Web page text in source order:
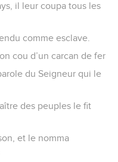
il leur coupa tous les
comme esclave.
cou d’un carcan de fer
du Seigneur qui le
des peuples le fit
et le nomma